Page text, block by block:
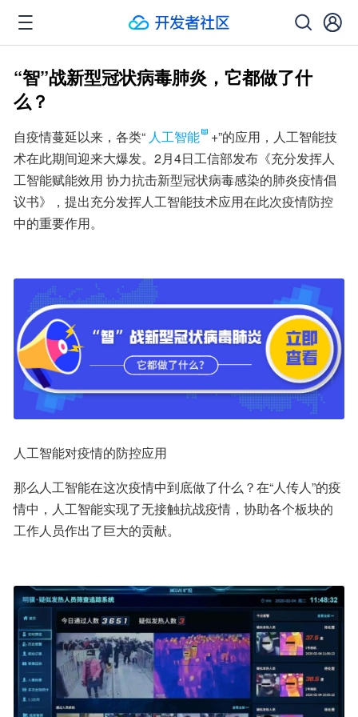
“智”战新型冠状病毒肺炎，它都做了什
么？
自疫情蔓延以来，各类“ 人工智能
+”的应用，人工智能技
术在此期间迎来大爆发。2月4日工信部发布《充分发挥人
工智能赋能效用 协力抗击新型冠状病毒感染的肺炎疫情倡
议书》，提出充分发挥人工智能技术应用在此次疫情防控
中的重要作用。
人工智能对疫情的防控应用
那么人工智能在这次疫情中到底做了什么？在“人传人”的疫
情中，人工智能实现了无接触抗战疫情，协助各个板块的
工作人员作出了巨大的贡献。